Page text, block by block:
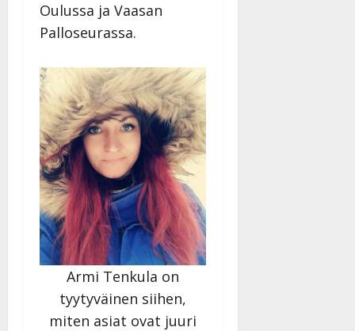
Oulussa ja Vaasan
Palloseurassa.
Armi Tenkula on
tyytyväinen siihen,
miten asiat ovat juuri